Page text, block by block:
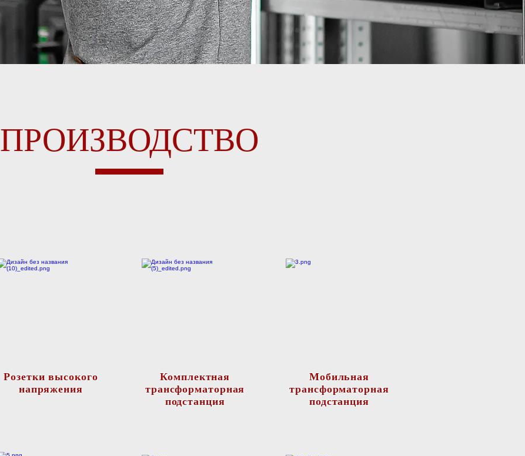
ПРОИЗВОДСТВО
Розетки высокого
напряжения
Комплектная
трансформаторная
подстанция
Мобильная
трансформаторная
подстанция